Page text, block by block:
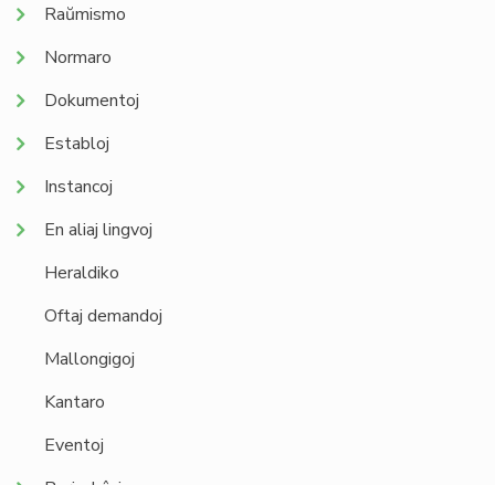
Raŭmismo
Normaro
Dokumentoj
Establoj
Instancoj
En aliaj lingvoj
Heraldiko
Oftaj demandoj
Mallongigoj
Kantaro
Eventoj